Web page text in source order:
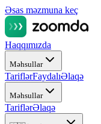
Əsas məzmuna keç
Haqqımızda
Məhsullar
TariflərFaydalıƏlaqə
Məhsullar
TariflərƏlaqə